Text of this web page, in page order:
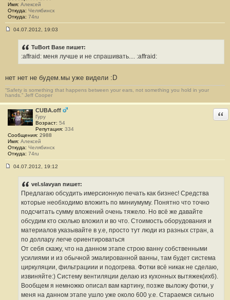
Имя: Алексей
Откуда: Челябинск
Откуда: 74ru
и
#
3
04.07.2012, 19:03
TuBort Base пишет:
:affraid: меня лучше и не спрашивать.... :affraid:
нет нет не будем.мы уже видели :D
“Safety is something that happens between your ears, not something you hold in your
hands.” Jeff Cooper
CUBA.off
Гуру
Возраст: 54
Репутация: 334
Сообщения: 2988
Имя: Алексей
Откуда: Челябинск
Откуда: 74ru
04.07.2012, 19:12
vel.slavyan пишет:
Предлагаю обсудить имерсионную печать как бизнес! Средства
которые необходимо вложить по миниумуму. Понятно что точно
подсчитать сумму вложений очень тяжело. Но всё же давайте
обсудим кто сколько вложил и во что. Стоимость оборудования и
материалов указывайте в у.е, просто тут люди из разных стран, а
по доллару легче ориентироваться
От себя скажу, что на данном этапе строю ванну собственными
усилиями и из обычной эмалированной ванны, там будет система
циркуляции, фильтрациии и подогрева. Фотки всё никак не сделаю,
извиняйте:) Систему вентиляции делаю из кухонных вытяжек(их6).
Вообщем я немножко описал вам картину, позже выложу фотки, у
меня на данном этапе ушло уже около 600 у.е. Стараемся сильно